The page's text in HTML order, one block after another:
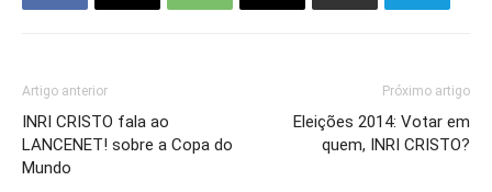
Artigo anterior
INRI CRISTO fala ao
LANCENET! sobre a Copa do
Mundo
Próximo artigo
Eleições 2014: Votar em
quem, INRI CRISTO?